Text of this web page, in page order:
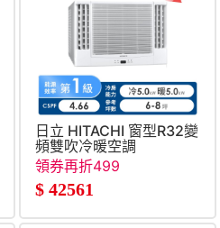
日立 HITACHI 窗型R32變
頻雙吹冷暖空調
領券再折499
$ 42561